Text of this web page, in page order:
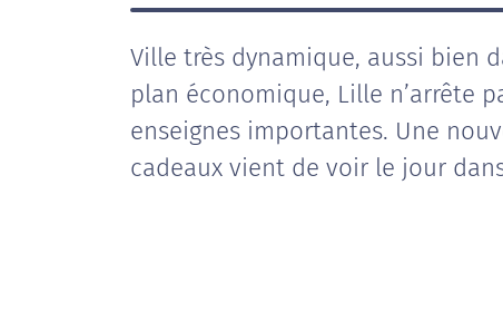
Ville très dynamique, aussi bien
plan économique, Lille n’arrête
enseignes importantes. Une
cadeaux vient de voir le jour